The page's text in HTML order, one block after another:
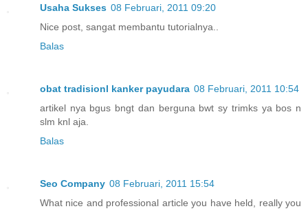
Usaha Sukses 08 Februari, 2011 09:20
Nice post, sangat membantu tutorialnya..
Balas
obat tradisionl kanker payudara 08 Februari, 2011 10:54
artikel nya bgus bngt dan berguna bwt sy trimks ya bos n
slm knl aja.
Balas
Seo Company 08 Februari, 2011 15:54
What nice and professional article you have held, really you